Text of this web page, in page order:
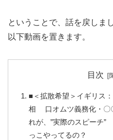
ということで、話を戻しまし
以下動画を置きます。
目次
■＜拡散希望＞イギリス
相 口オムツ義務化・
れが、”実際のスピーチ
っこやってるの？